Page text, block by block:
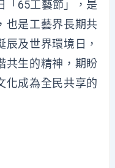
「65工藝節」，是
也是工藝界長期共
辰及世界環境日，
共生的精神，期盼
化成為全民共享的